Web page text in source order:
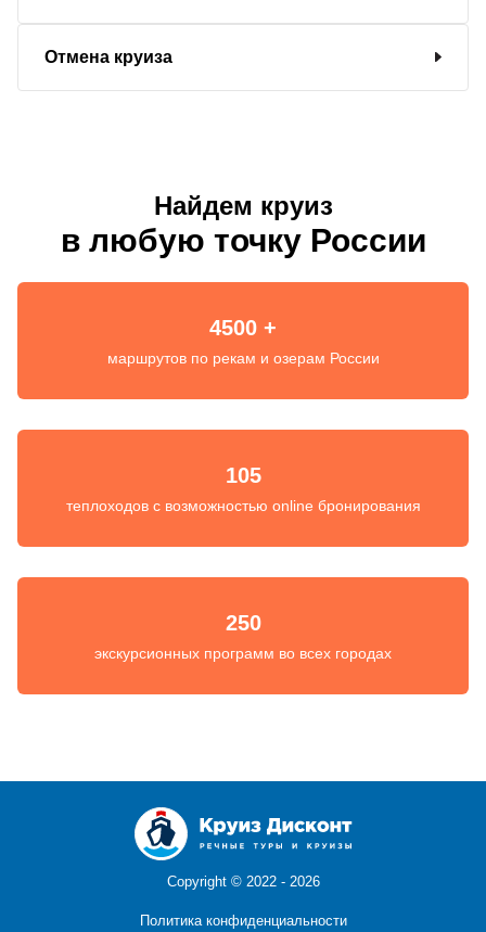
Отмена круиза
Найдем круиз
в любую точку России
4500 +
маршрутов по рекам и озерам России
105
теплоходов с возможностью online бронирования
250
экскурсионных программ во всех городах
Copyright © 2022 - 2026
Политика конфиденциальности